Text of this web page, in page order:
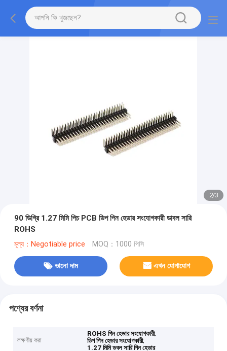
2/3
90 ডিগ্রি 1.27 মিমি পিচ PCB ডিপ পিন হেডার সংযোগকারী ডাবল সারি
ROHS
মূল্য：Negotiable price MOQ：1000 পিসি
ভালো দাম এখন যোগাযোগ
পণ্যের বর্ণনা
লক্ষণীয় করা
ROHS পিন হেডার সংযোগকারী,
ডিপ পিন হেডার সংযোগকারী,
1.27 মিমি ডবল সারি পিন হেডার